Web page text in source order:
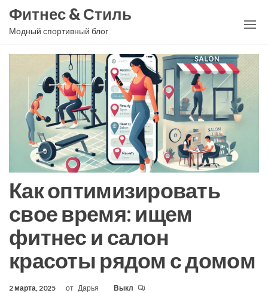
Перейти
Фитнес & Стиль
Модный спортивный блог
Как оптимизировать
свое время: ищем
фитнес и салон
красоты рядом с домом
2 марта, 2025 от Дарья Выкл